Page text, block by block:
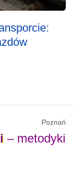
Poznań
– metodyki